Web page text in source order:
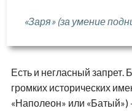
«Заря» (за умение
Есть и негласный запрет.
громких исторических
«Наполеон» или «Батый»)